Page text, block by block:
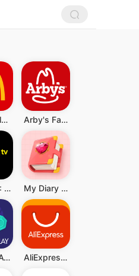
McDonald's Arby's Fast Food Sandwiches
Pluto TV: Watch Free Movies/TV My Diary - Diary With Lock
MISTPLAY: Play to Earn Money AliExpress:تسوق عبر الإنترنت